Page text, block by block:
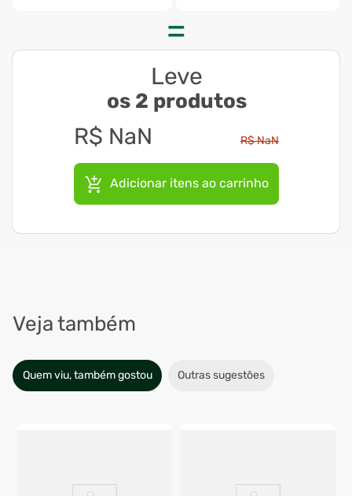
Leve
os 2 produtos
R$ NaN R$NaN
Adicionar itens ao carrinho
Veja também
Quem viu, também gostou Outras sugestões